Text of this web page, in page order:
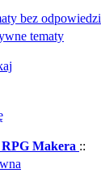
bez odpowiedzi
tematy
Makera ::